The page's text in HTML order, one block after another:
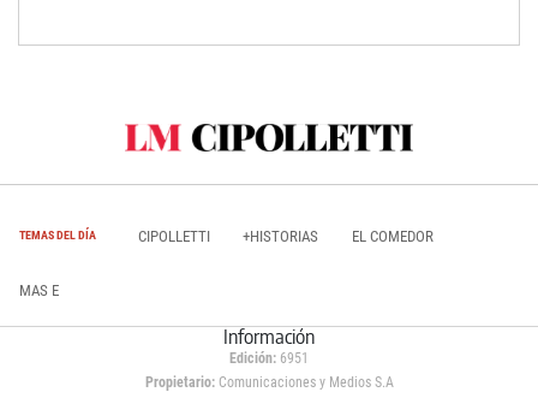
TEMAS DEL DÍA CIPOLLETTI +HISTORIAS EL COMEDOR
MAS E
Información
Edición: 6951
Propietario:Comunicaciones y Medios S.A